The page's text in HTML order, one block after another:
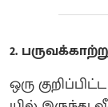
2.
ஒரு